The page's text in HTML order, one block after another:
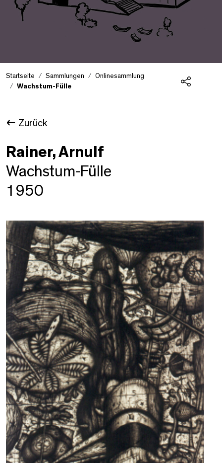
Startseite Sammlungen
Onlinesammlung
Wachstum-Fülle
Zurück
Rainer, Arnulf
Wachstum-Fülle
1950